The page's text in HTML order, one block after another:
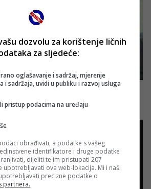
dozvolu za korištenje ličnih
za sljedeće:
oglašavanje i sadržaj, mjerenje
i sadržaja, uvidi u publiku i razvoj usluga
pristup podacima na uređaju
obrađivati, a podatke s vašeg
identifikatore i druge podatke
dijeliti te im pristupati 207
upotrebljavati ova web-lokacija. Mi i naši
precizne podatke o
partnera.